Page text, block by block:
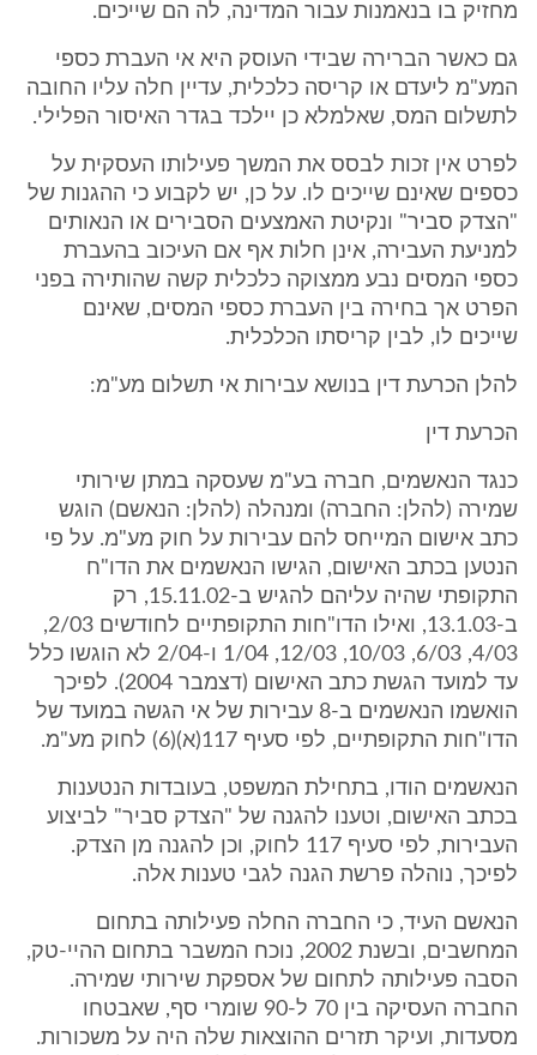
מחזיק בו בנאמנות עבור המדינה, לה הם שייכים.
גם כאשר הברירה שבידי העוסק היא אי העברת כספי
המע"מ ליעדם או קריסה כלכלית, עדיין חלה עליו החובה
לתשלום המס, שאלמלא כן יילכד בגדר האיסור הפלילי.
לפרט אין זכות לבסס את המשך פעילותו העסקית על
כספים שאינם שייכים לו. על כן, יש לקבוע כי ההגנות של
"הצדק סביר" ונקיטת האמצעים הסבירים או הנאותים
למניעת העבירה, אינן חלות אף אם העיכוב בהעברת
כספי המסים נבע ממצוקה כלכלית קשה שהותירה בפני
הפרט אך בחירה בין העברת כספי המסים, שאינם
שייכים לו, לבין קריסתו הכלכלית.
להלן הכרעת דין בנושא עבירות אי תשלום מע"מ:
הכרעת דין
כנגד הנאשמים, חברה בע"מ שעסקה במתן שירותי
שמירה (להלן: החברה) ומנהלה (להלן: הנאשם) הוגש
כתב אישום המייחס להם עבירות על חוק מע"מ. על פי
הנטען בכתב האישום, הגישו הנאשמים את הדו"ח
התקופתי שהיה עליהם להגיש ב-15.11.02, רק
ב-13.1.03, ואילו הדו"חות התקופתיים לחודשים 2/03,
4/03, 6/03, 10/03, 12/03, 1/04 ו-2/04 לא הוגשו כלל
עד למועד הגשת כתב האישום (דצמבר 2004). לפיכך
הואשמו הנאשמים ב-8 עבירות של אי הגשה במועד של
הדו"חות התקופתיים, לפי סעיף 117(א)(6) לחוק מע"מ.
הנאשמים הודו, בתחילת המשפט, בעובדות הנטענות
בכתב האישום, וטענו להגנה של "הצדק סביר" לביצוע
העבירות, לפי סעיף 117 לחוק, וכן להגנה מן הצדק.
לפיכך, נוהלה פרשת הגנה לגבי טענות אלה.
הנאשם העיד, כי החברה החלה פעילותה בתחום
המחשבים, ובשנת 2002, נוכח המשבר בתחום ההיי-טק,
הסבה פעילותה לתחום של אספקת שירותי שמירה.
החברה העסיקה בין 70 ל-90 שומרי סף, שאבטחו
מסעדות, ועיקר תזרים ההוצאות שלה היה על משכורות.